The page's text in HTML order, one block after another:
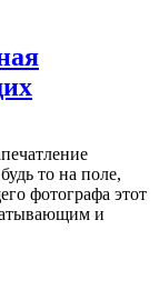
то на поле,
фотографа этот
и